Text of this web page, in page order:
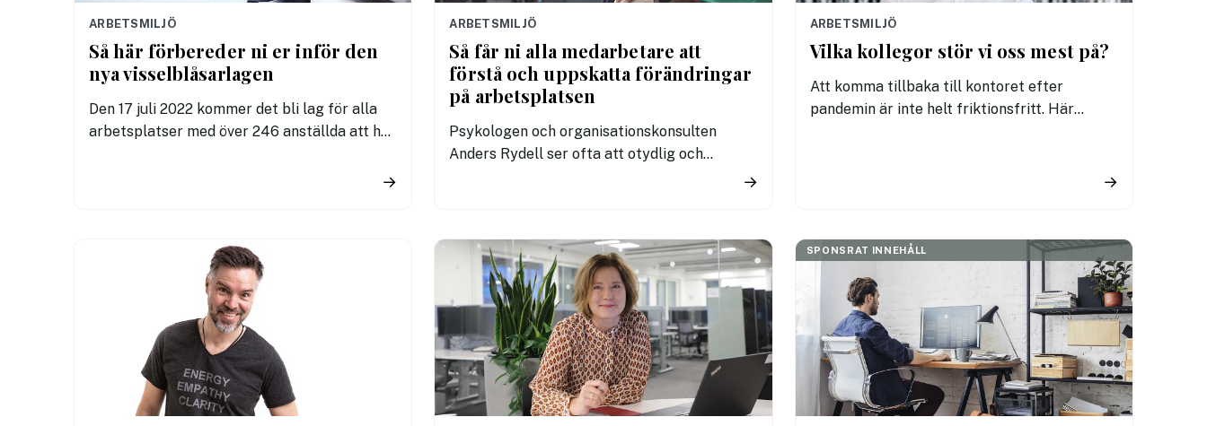
ARBETSMILJÖ
Så här förbereder ni er inför den
nya visselblåsarlagen
Den 17 juli 2022 kommer det bli lag för alla
arbetsplatser med över 246 anställda att ha
rapportera missförhållanden på
arbetsplatsen på ett anonymt och krypterat
sätt. Så här enkelt kan du se till att ditt
företag följer reglerna.
→
ARBETSMILJÖ
Så får ni alla medarbetare att
förstå och uppskatta förändringar
på arbetsplatsen
Psykologen och organisationskonsulten
Anders Rydell ser ofta att otydlig och
effektiva metoder för att förbättra
situationen.
→
ARBETSMILJÖ
Vilka kollegor stör vi oss mest på?
Att komma tillbaka till kontoret efter
pandemin är inte helt friktionsfritt. Här
→
SPONSRAT INNEHÅLL